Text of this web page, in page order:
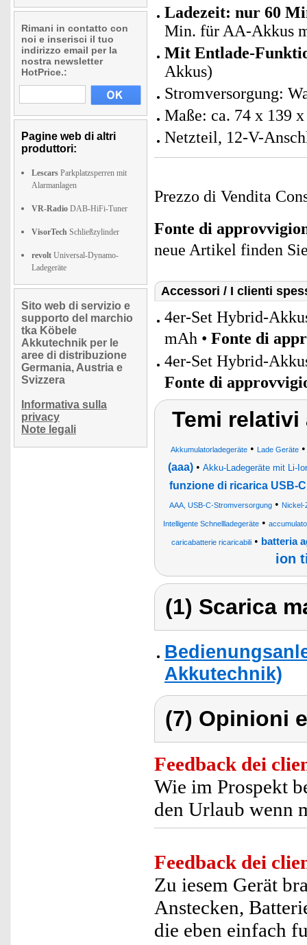
Rimani in contatto con
noi e inserisci il tuo
indirizzo email per la
nostra newsletter
HotPrice.:
Pagine web di altri
produttori:
Lescars Parkplatzsperren mit
Alarmanlagen
VR-Radio DAB-HiFi-Tuner
VisorTech Schließzylinder
revolt Universal-Dynamo-
Ladegeräte
Sito web di servizio e
supporto del marchio
tka Köbele
Akkutechnik per le
aree di distribuzione
Germania, Austria e
Svizzera
Informativa sulla
privacy
Note legali
Ladezeit: nur 60
Min. für AA-Akkus
Mit Entlade-
Akkus)
Stromversorgung:
Maße: ca. 74 x 139
Netzteil, 12-V-
Prezzo di Vendita
Fonte di
neue Artikel finden
Accessori / I clienti
4er-Set Hybrid-
mAh • Fonte di
4er-Set Hybrid-
Fonte di
Temi relativi
Akkumulatorladegeräte • Lade Geräte
(aaa) • Akku-Ladegeräte mit Li-
funzione di ricarica USB-C
AAA, USB-C-Stromversorgung• Nickel-
Intelligente Schnellladegeräte•
caricabatterie ricaricabili • batteria
ion
(1) Scarica
Akkutechnik)
(7) Opinioni
Feedback dei
Wie im Prospekt
den Urlaub wenn
Feedback dei
Zu iesem Gerät
Anstecken,
die eben einfach